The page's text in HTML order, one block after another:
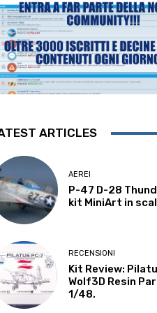
ARTICLES
AEREI
P-47 D-28
kit MiniArt in
RECENSIONI
Kit Review:
Wolf3D Resin
1/48.